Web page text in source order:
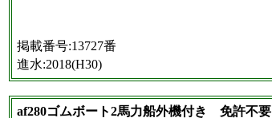
掲載番号:13727番
進水:2018(H30)
af280ゴムボート2馬力船外機付き 免許不要